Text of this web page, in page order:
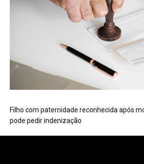
Filho com paternidade reconhecida após
pode pedir indenização